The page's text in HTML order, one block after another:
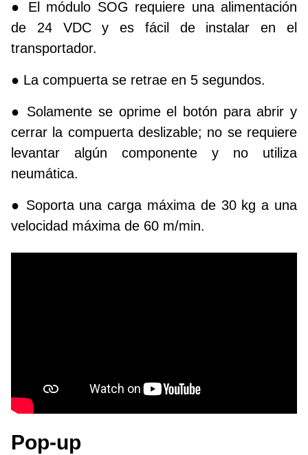
● El módulo SOG requiere una alimentación
de 24 VDC y es fácil de instalar en el
transportador.
● La compuerta se retrae en 5 segundos.
● Solamente se oprime el botón para abrir y
cerrar la compuerta deslizable; no se requiere
levantar algún componente y no utiliza
neumática.
● Soporta una carga máxima de 30 kg a una
velocidad máxima de 60 m/min.
Pop-up